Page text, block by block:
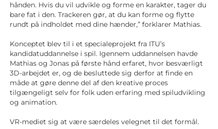
hånden. Hvis du vil udvikle og forme en karakter, tager du
bare fat i den. Trackeren gør, at du kan forme og flytte
rundt på indholdet med dine hænder,” forklarer Mathias.
Konceptet blev til i et specialeprojekt fra ITU’s
kandidatuddannelse i spil. Igennem uddannelsen havde
Mathias og Jonas på første hånd erfaret, hvor besværligt
3D-arbejdet er, og de besluttede sig derfor at finde en
måde at gøre denne del af den kreative proces
tilgængeligt selv for folk uden erfaring med spiludvikling
og animation.
VR-mediet sig at være særdeles velegnet til det formål.